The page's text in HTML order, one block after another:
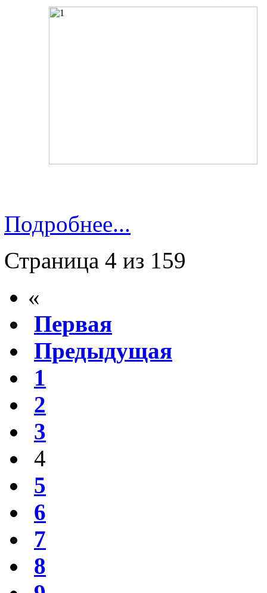
Подробнее...
Страница 4 из 159
«
Первая
Предыдущая
1
2
3
4
5
6
7
8